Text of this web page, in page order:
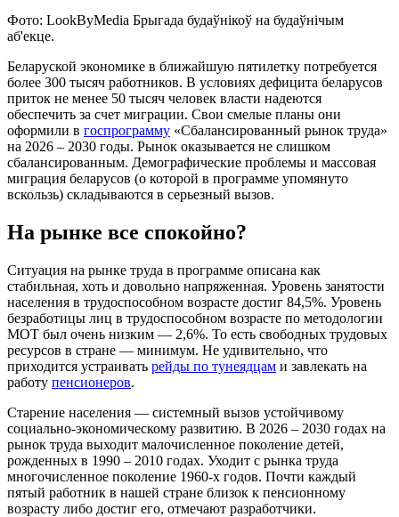
Фото: LookByMedia Брыгада будаўнікоў на будаўнічым
аб'екце.
Беларуской экономике в ближайшую пятилетку потребуется
более 300 тысяч работников. В условиях дефицита беларусов
приток не менее 50 тысяч человек власти надеются
обеспечить за счет миграции. Свои смелые планы они
оформили в госпрограмму «Сбалансированный рынок труда»
на 2026 – 2030 годы. Рынок оказывается не слишком
сбалансированным. Демографические проблемы и массовая
миграция беларусов (о которой в программе упомянуто
вскользь) складываются в серьезный вызов.
На рынке все спокойно?
Ситуация на рынке труда в программе описана как
стабильная, хоть и довольно напряженная. Уровень занятости
населения в трудоспособном возрасте достиг 84,5%. Уровень
безработицы лиц в трудоспособном возрасте по методологии
МОТ был очень низким — 2,6%. То есть свободных трудовых
ресурсов в стране — минимум. Не удивительно, что
приходится устраивать рейды по тунеядцам и завлекать на
работу пенсионеров.
Старение населения — системный вызов устойчивому
социально-экономическому развитию. В 2026 – 2030 годах на
рынок труда выходит малочисленное поколение детей,
рожденных в 1990 – 2010 годах. Уходит с рынка труда
многочисленное поколение 1960-х годов. Почти каждый
пятый работник в нашей стране близок к пенсионному
возрасту либо достиг его, отмечают разработчики.